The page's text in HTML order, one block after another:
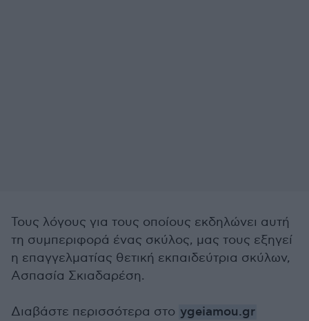
Τους λόγους για τους οποίους εκδηλώνει αυτή
τη συμπεριφορά ένας σκύλος, μας τους εξηγεί
η επαγγελματίας θετική εκπαιδεύτρια σκύλων,
Ασπασία Σκιαδαρέση.
Διαβάστε περισσότερα στο ygeiamou.gr